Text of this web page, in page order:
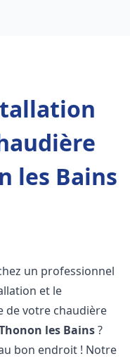
les Bains
un professionnel
et le
de votre chaudière
les Bains?
bon endroit ! Notre